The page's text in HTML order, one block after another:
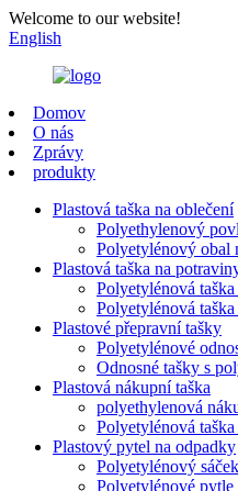
Welcome to our website!
English
Domov
O nás
Zprávy
produkty
Plastová taška na oblečení
Polyethylenový
Polyetylénový obal
Plastová taška na
Polyetylénová
Polyetylénová
Plastové přepravní tašky
Polyetylénové
Odnosné tašky s
Plastová nákupní taška
polyethylenová
Polyetylénová
Plastový pytel na odpadky
Polyetylénový
Polyetylénové pytle